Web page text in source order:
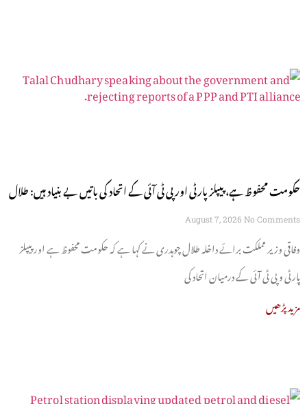
حکومت محفوظ ہے، پیپلز پارٹی اور پی ٹی آئی کے اتحاد کی باتیں بے بنیاد ہیں: طلال
چوہدری
August 7, 2026 No Comments
وفاقی وزیر مملکت برائے داخلہ طلال چوہدری نے کہا ہے کہ حکومت محفوظ ہے اور پیپلز
پارٹی و پی ٹی آئی کے درمیان اتحاد کی
مزید پڑھیں